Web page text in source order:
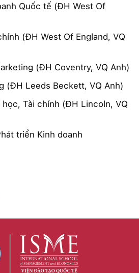
Quốc tế (ĐH West Of
(ĐH West Of England, VQ
(ĐH Coventry, VQ Anh)
(ĐH Leeds Beckett, VQ Anh)
học, Tài chính (ĐH Lincoln, VQ
triển Kinh doanh